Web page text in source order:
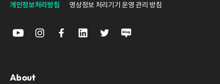
개인정보처리방침 영상정보 처리기기 운영 관리 방침
About